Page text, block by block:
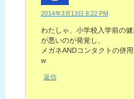
2014年3月13日 8:22 PM
わたしゃ、小学校入学前の
が悪いのが発覚し、
メガネANDコンタクトの併
w
返信